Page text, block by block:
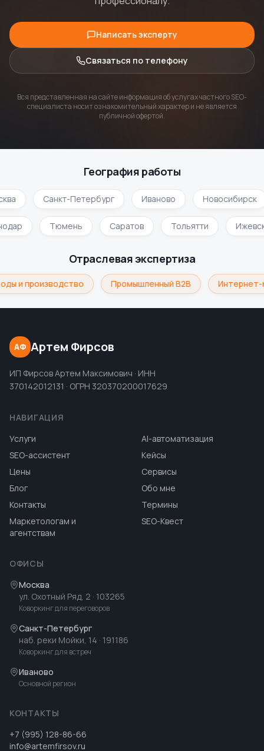
Написать эксперту
Связаться по телефону
Вся представленная на сайте информация об услугах частного SEO-
специалиста носит ознакомительный характер и не является
публичной офертой.
География работы
Санкт-Петербург Иваново Новосибирск
Тюмень Саратов Тольятти
Отраслевая экспертиза
и производство Промышленный B2B Интернет-
АФ Артем Фирсов
ИП Фирсов Артем Максимович · ИНН
370142012131 · ОГРН 320370200017629
НАВИГАЦИЯ
Услуги
AI-автоматизация
SEO-ассистент
Кейсы
Цены
Сервисы
Блог
Обо мне
Контакты
Термины
Маркетологам и
агентствам
SEO-Квест
ОФИСЫ
Москва
ул. Охотный Ряд, 2 · 103265
Коворкинг для переговоров
Санкт-Петербург
наб. реки Мойки, 14 · 191186
Коворкинг для встреч
Иваново
Основной регион
КОНТАКТЫ
+7 (995) 128-86-66
info@artemfirsov.ru